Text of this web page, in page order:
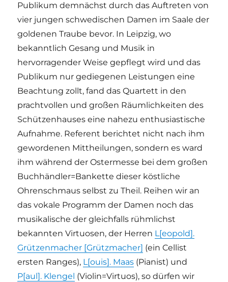
Publikum demnächst durch das Auftreten von
vier jungen schwedischen Damen im Saale der
goldenen Traube bevor. In Leipzig, wo
bekanntlich Gesang und Musik in
hervorragender Weise gepflegt wird und das
Publikum nur gediegenen Leistungen eine
Beachtung zollt, fand das Quartett in den
prachtvollen und großen Räumlichkeiten des
Schützenhauses eine nahezu enthusiastische
Aufnahme. Referent berichtet nicht nach ihm
gewordenen Mittheilungen, sondern es ward
ihm während der Ostermesse bei dem großen
Buchhändler=Bankette dieser köstliche
Ohrenschmaus selbst zu Theil. Reihen wir an
das vokale Programm der Damen noch das
musikalische der gleichfalls rühmlichst
bekannten Virtuosen, der Herren L[eopold].
Grützenmacher [Grützmacher] (ein Cellist
ersten Ranges), L[ouis]. Maas (Pianist) und
P[aul]. Klengel (Violin=Virtuos), so dürfen wir